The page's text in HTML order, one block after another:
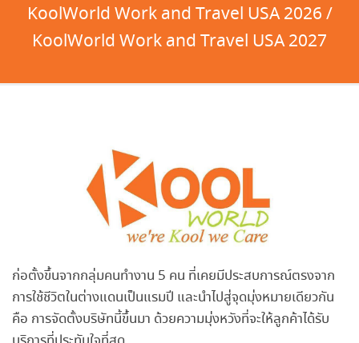
KoolWorld Work and Travel USA 2026 /
KoolWorld Work and Travel USA 2027
ก่อตั้งขึ้นจากกลุ่มคนทำงาน 5 คน ที่เคยมีประสบการณ์ตรงจาก
การใช้ชีวิตในต่างแดนเป็นแรมปี และนำไปสู่จุดมุ่งหมายเดียวกัน
คือ การจัดตั้งบริษัทนี้ขึ้นมา ด้วยความมุ่งหวังที่จะให้ลูกค้าได้รับ